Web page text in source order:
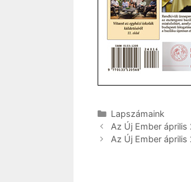
Kategória
Lapszámaink
Az Új Ember
Az Új Ember